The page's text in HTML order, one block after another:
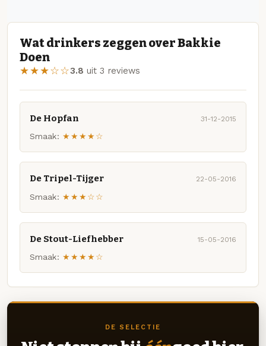
Wat drinkers zeggen over Bakkie
Doen
★★★☆☆3.8 uit 3 reviews
De Hopfan 31-12-2015
Smaak: ★★★★☆
De Tripel-Tijger 22-05-2016
Smaak: ★★★☆☆
De Stout-Liefhebber 15-05-2016
Smaak: ★★★★☆
DE SELECTIE